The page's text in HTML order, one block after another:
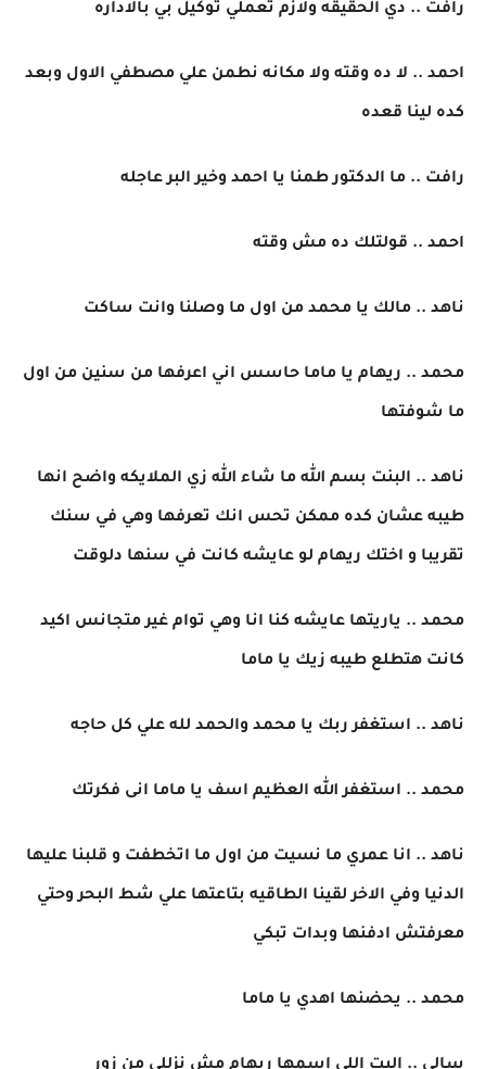
رافت .. دي الحقيقه ولازم تعملي توكيل بي بالاداره
احمد .. لا ده وقته ولا مكانه نطمن علي مصطفي الاول وبعد
كده لينا قعده
رافت .. ما الدكتور طمنا يا احمد وخير البر عاجله
احمد .. قولتلك ده مش وقته
ناهد .. مالك يا محمد من اول ما وصلنا وانت ساكت
محمد .. ريهام يا ماما حاسس اني اعرفها من سنين من اول
ما شوفتها
ناهد .. البنت بسم الله ما شاء الله زي الملايكه واضح انها
طيبه عشان كده ممكن تحس انك تعرفها وهي في سنك
تقريبا و اختك ريهام لو عايشه كانت في سنها دلوقت
محمد .. ياريتها عايشه كنا انا وهي توام غير متجانس اكيد
كانت هتطلع طيبه زيك يا ماما
ناهد .. استغفر ربك يا محمد والحمد لله علي كل حاجه
محمد .. استغفر الله العظيم اسف يا ماما انى فكرتك
ناهد .. انا عمري ما نسيت من اول ما اتخطفت و قلبنا عليها
الدنيا وفي الاخر لقينا الطاقيه بتاعتها علي شط البحر وحتي
معرفتش ادفنها وبدات تبكي
محمد .. يحضنها اهدي يا ماما